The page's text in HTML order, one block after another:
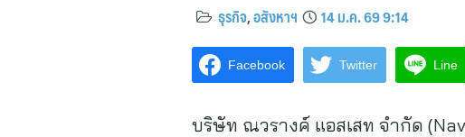
ธุรกิจ,อสังหาฯ 14 ม.ค. 69 9:14
Facebook Twitter Line
บริษัท ณวรางค์ แอสเสท จำกัด